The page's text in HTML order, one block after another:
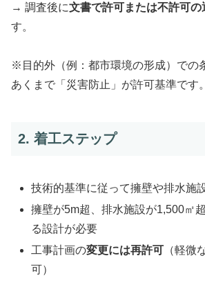
→ 調査後に文書で許可または不許可の
す。
※目的外（例：都市環境の形成）での
あくまで「災害防止」が許可基準です。
2. 着工ステップ
技術的基準に従って擁壁や排水施
擁壁が5m超、排水施設が1,500㎡
る設計が必要
工事計画の変更には再許可 （軽微
可）